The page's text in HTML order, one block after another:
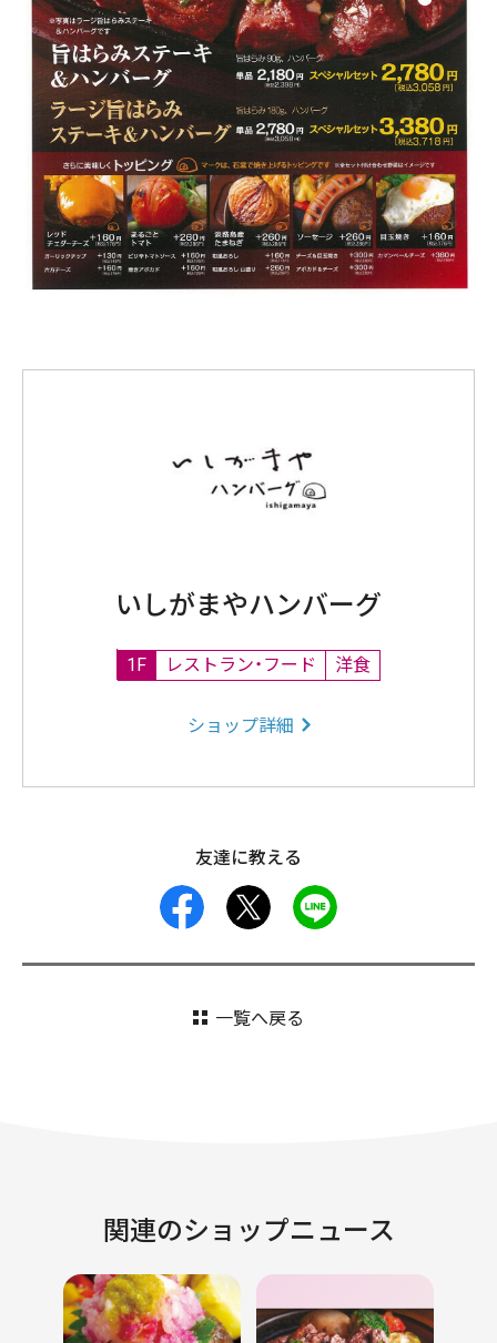
いしがまやハンバーグ
1F レストラン・フード 洋食
ショップ詳細
友達に教える
facebook
一覧へ戻る
関連のショップニュース